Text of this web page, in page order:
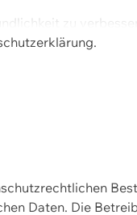
zu
Daten. Die